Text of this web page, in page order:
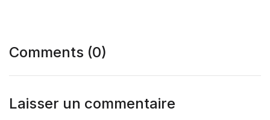
Comments (0)
Laisser un commentaire